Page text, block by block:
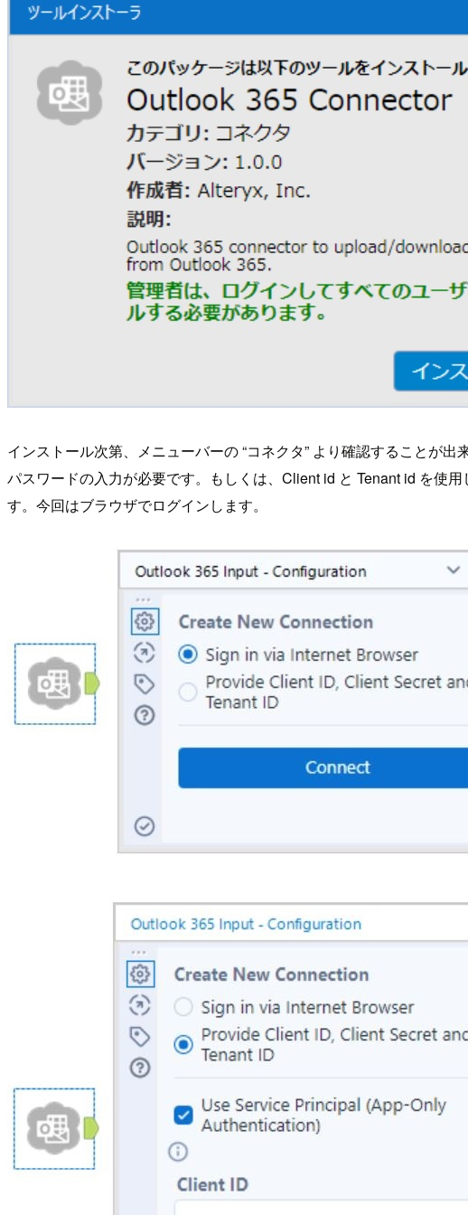
インストール次第、メニューバーの “コネクタ” より確認することが
パスワードの入力が必要です。もしくは、Client id と Tenant id を使
す。今回はブラウザでログインします。